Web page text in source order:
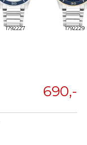
1792227 1792229
690,-